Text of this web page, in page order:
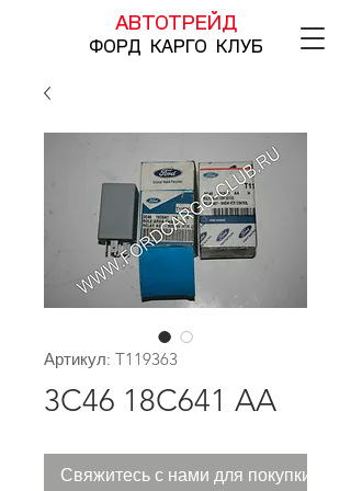
АВТОТРЕЙД
ФОРД КАРГО КЛУБ
Артикул: T119363
3C46 18C641 AA
Свяжитесь с нами для покупки